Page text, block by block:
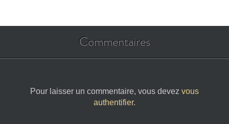
Commentaires
Pour laisser un commentaire, vous devez vous
authentifier.